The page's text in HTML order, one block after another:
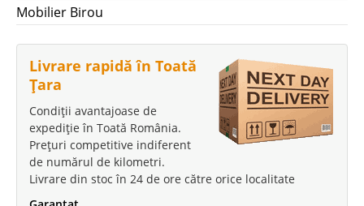
Mobilier Birou
Livrare rapidă în Toată
Țara
Condiții avantajoase de
expediție în Toată România.
Prețuri competitive indiferent
de numărul de kilometri.
Livrare din stoc în 24 de ore către orice localitate